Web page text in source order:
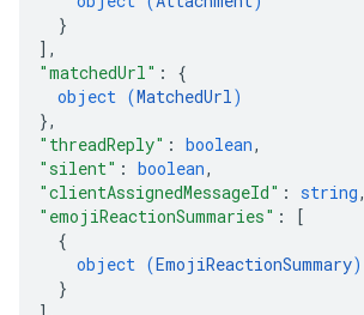
}
] ,
"matchedUrl" : {
object (MatchedUrl)
},
"threadReply" : boolean,
"silent" : boolean,
"clientAssignedMessageId" : string,
"emojiReactionSummaries" :
[
{
object (EmojiReactionSummary)
}